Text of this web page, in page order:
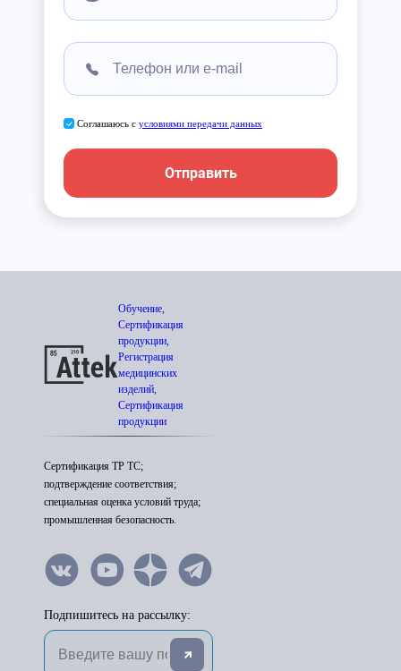
Соглашаюсь с условиями передачи данных
Отправить
Обучение,
Сертификация
продукции,
Регистрация
медицинских
изделий,
Сертификация
продукции
Сертификация ТР ТС;
подтверждение соответствия;
специальная оценка условий труда;
промышленная безопасность.
Подпишитесь на рассылку: